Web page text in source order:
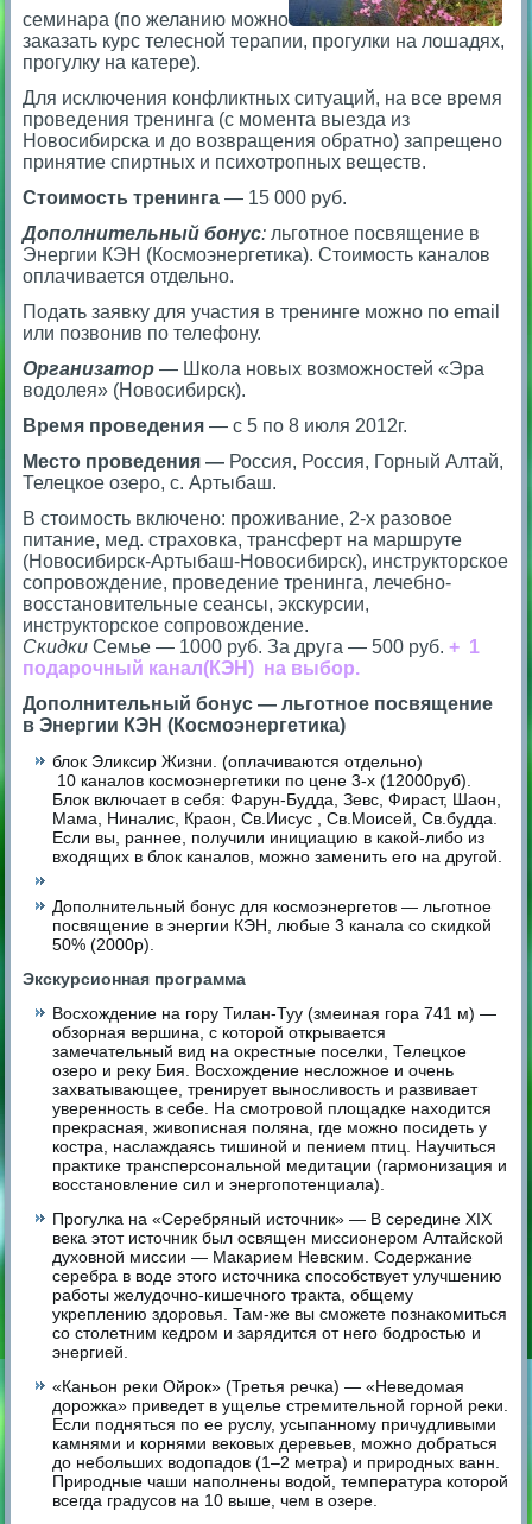
семинара (по желанию можно
заказать курс телесной терапии, прогулки на лошадях,
прогулку на катере).
Для исключения конфликтных ситуаций, на все время
проведения тренинга (с момента выезда из
Новосибирска и до возвращения обратно) запрещено
принятие спиртных и психотропных веществ.
Стоимость тренинга — 15 000 руб.
Дополнительный бонус: льготное посвящение в
Энергии КЭН (Космоэнергетика). Стоимость каналов
оплачивается отдельно.
Подать заявку для участия в тренинге можно по email
или позвонив по телефону.
Организатор — Школа новых возможностей «Эра
водолея» (Новосибирск).
Время проведения — с 5 по 8 июля 2012г.
Место проведения — Россия, Россия, Горный Алтай,
Телецкое озеро, с. Артыбаш.
В стоимость включено: проживание, 2-х разовое
питание, мед. страховка, трансферт на маршруте
(Новосибирск-Артыбаш-Новосибирск), инструкторское
сопровождение, проведение тренинга, лечебно-
восстановительные сеансы, экскурсии,
инструкторское сопровождение.
СкидкиСемье — 1000 руб.За друга — 500 руб. + 1
подарочный канал(КЭН) на выбор.
Дополнительный бонус — льготное посвящение
в Энергии КЭН (Космоэнергетика)
блок Эликсир Жизни. (оплачиваются отдельно)
10 каналов космоэнергетики по цене 3-х (12000руб).
Блок включает в себя: Фарун-Будда, Зевс, Фираст, Шаон,
Мама, Ниналис, Краон, Св.Иисус , Св.Моисей, Св.будда.
Если вы, раннее, получили инициацию в какой-либо из
входящих в блок каналов, можно заменить его на другой.
Дополнительный бонус для космоэнергетов — льготное
посвящение в энергии КЭН, любые 3 канала со скидкой
50% (2000р).
Экскурсионная программа
Восхождение на гору Тилан-Туу (змеиная гора 741 м) —
обзорная вершина, с которой открывается
замечательный вид на окрестные поселки, Телецкое
озеро и реку Бия. Восхождение несложное и очень
захватывающее, тренирует выносливость и развивает
уверенность в себе. На смотровой площадке находится
прекрасная, живописная поляна, где можно посидеть у
костра, наслаждаясь тишиной и пением птиц. Научиться
практике трансперсональной медитации (гармонизация и
восстановление сил и энергопотенциала).
Прогулка на «Серебряный источник» — В середине XIX
века этот источник был освящен миссионером Алтайской
духовной миссии — Макарием Невским. Содержание
серебра в воде этого источника способствует улучшению
работы желудочно-кишечного тракта, общему
укреплению здоровья. Там-же вы сможете познакомиться
со столетним кедром и зарядится от него бодростью и
энергией.
«Каньон реки Ойрок» (Третья речка) — «Неведомая
дорожка» приведет в ущелье стремительной горной реки.
Если подняться по ее руслу, усыпанному причудливыми
камнями и корнями вековых деревьев, можно добраться
до небольших водопадов (1–2 метра) и природных ванн.
Природные чаши наполнены водой, температура которой
всегда градусов на 10 выше, чем в озере.